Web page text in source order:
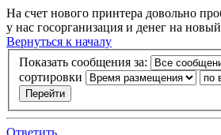
На счет нового принтера довольно
у нас госорганизация и денег на
Вернуться к началу
Показать сообщения за:
сортировки
Ответить